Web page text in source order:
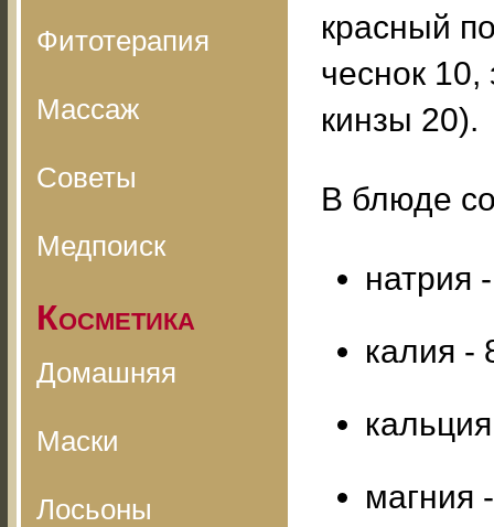
Фитотерапия
Массаж
Советы
Медпоиск
Косметика
Домашняя
Маски
Лосьоны
красный
чеснок
кинзы 20).
В блюде
натрия
калия -
магния